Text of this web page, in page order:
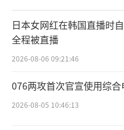
日本女网红在韩国直播时
全程被直播
2026-08-06 09:21:46
076两攻首次官宣使用综合
2026-08-05 10:46:13